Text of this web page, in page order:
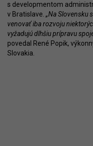
s developmentom
v Bratislave. „Na Slovensku
venovať iba rozvoju
vyžadujú dlhšiu prípravu
povedal René Popik,
Slovakia.